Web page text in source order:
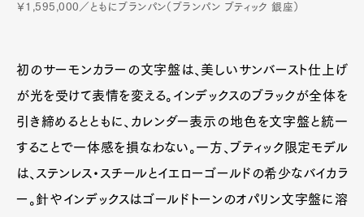
￥1,595,000／ともにブランパン（ブランパン ブティック 銀座）
初のサーモンカラーの文字盤は、美しいサンバースト仕上げ
が光を受けて表情を変える。インデックスのブラックが全体を
引き締めるとともに、カレンダー表示の地色を文字盤と統一
することで一体感を損なわない。一方、ブティック限定モデル
は、ステンレス・スチールとイエローゴールドの希少なバイカラ
ー。針やインデックスはゴールドトーンのオパリン文字盤に溶